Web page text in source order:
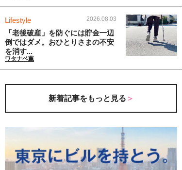
Lifestyle 2026.08.03
「老後破産」を防ぐには貯金一辺
倒ではダメ。おひとりさまの不安
を消す...
ワタナベ薫
新着記事をもっと見る